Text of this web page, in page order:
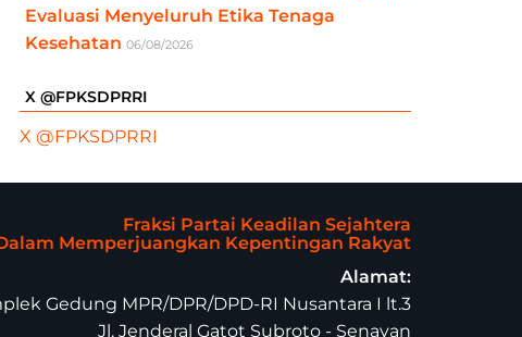
Evaluasi Menyeluruh Etika Tenaga
Kesehatan 06/08/2026
X @FPKSDPRRI
X @FPKSDPRRI
Fraksi Partai Keadilan Sejahtera
Memperjuangkan Kepentingan Rakyat
Alamat:
Gedung MPR/DPR/DPD-RI Nusantara I lt.3
Jl. Jenderal Gatot Subroto - Senayan